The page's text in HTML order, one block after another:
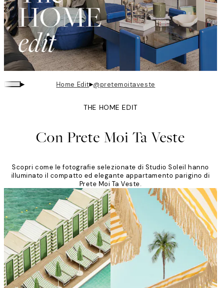
▸ Home Edit▸@pretemoitaveste
THE HOME EDIT
Con Prete Moi Ta Veste
Scopri come le fotografie selezionate di Studio Soleil hanno
illuminato il compatto ed elegante appartamento parigino di
Prete Moi Ta Veste.